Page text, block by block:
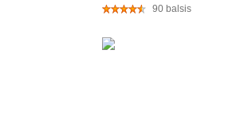
90 balsis